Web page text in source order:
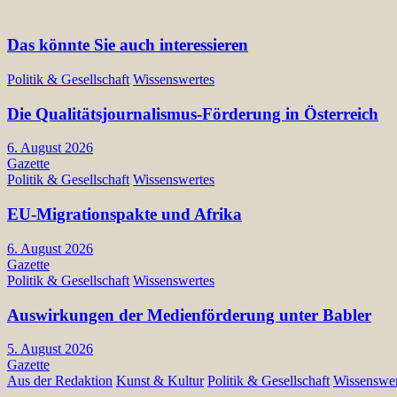
Das könnte Sie auch interessieren
Politik & Gesellschaft Wissenswertes
Die Qualitätsjournalismus-Förderung in Österreich
6. August 2026
Gazette
Politik & Gesellschaft Wissenswertes
EU-Migrationspakte und Afrika
6. August 2026
Gazette
Politik & Gesellschaft Wissenswertes
Auswirkungen der Medienförderung unter Babler
5. August 2026
Gazette
Aus der Redaktion Kunst & Kultur Politik & Gesellschaft